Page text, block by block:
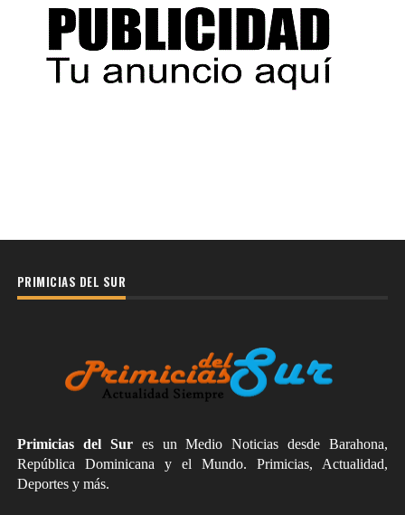
PRIMICIAS DEL SUR
Primicias del Sures un Medio Noticias desde Barahona,
República Dominicana y el Mundo. Primicias, Actualidad,
Deportes y más.